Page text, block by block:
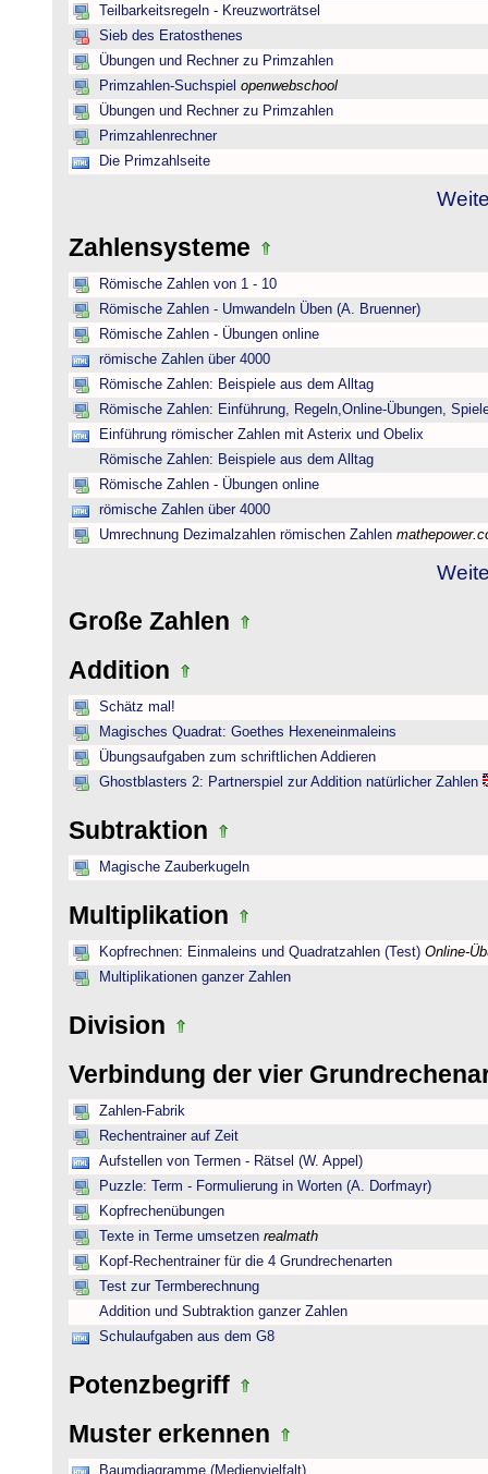
Teilbarkeitsregeln - Kreuzworträtsel
Sieb des Eratosthenes
Übungen und Rechner zu Primzahlen
Primzahlen-Suchspiel openwebschool
Übungen und Rechner zu Primzahlen
Primzahlenrechner
Die Primzahlseite
Zahlensysteme
Römische Zahlen von 1 - 10
Römische Zahlen - Umwandeln Üben (A. Bruenner)
Römische Zahlen - Übungen online
römische Zahlen über 4000
Römische Zahlen: Beispiele aus dem Alltag
Römische Zahlen: Einführung, Regeln,Online-Übungen,
Einführung römischer Zahlen mit Asterix und Obelix
Römische Zahlen: Beispiele aus dem Alltag
Römische Zahlen - Übungen online
römische Zahlen über 4000
Umrechnung Dezimalzahlen römischen Zahlen
Große Zahlen
Addition
Schätz mal!
Magisches Quadrat: Goethes Hexeneinmaleins
Übungsaufgaben zum schriftlichen Addieren
Ghostblasters 2: Partnerspiel zur Addition natürlicher Zahlen
Subtraktion
Magische Zauberkugeln
Multiplikation
Kopfrechnen: Einmaleins und Quadratzahlen (Test) Online-
Multiplikationen ganzer Zahlen
Division
Verbindung der vier
Zahlen-Fabrik
Rechentrainer auf Zeit
Aufstellen von Termen - Rätsel (W. Appel)
Puzzle: Term - Formulierung in Worten (A. Dorfmayr)
Kopfrechenübungen
Texte in Terme umsetzen realmath
Kopf-Rechentrainer für die 4 Grundrechenarten
Test zur Termberechnung
Addition und Subtraktion ganzer Zahlen
Schulaufgaben aus dem G8
Potenzbegriff
Muster erkennen
Baumdiagramme (Medienvielfalt)